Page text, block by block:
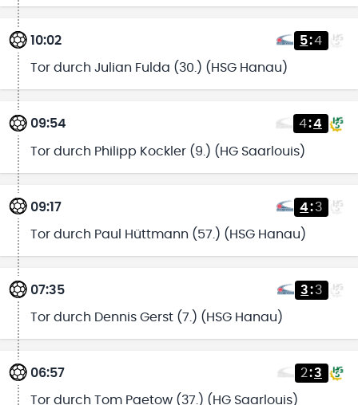
10:02 5:4
Tor durch Julian Fulda (30.) (HSG Hanau)
09:54 4:4
Tor durch Philipp Kockler (9.) (HG Saarlouis)
09:17 4:3
Tor durch Paul Hüttmann (57.) (HSG Hanau)
07:35 3:3
Tor durch Dennis Gerst (7.) (HSG Hanau)
06:57 2:3
Tor durch Tom Paetow (37.) (HG Saarlouis)